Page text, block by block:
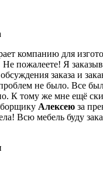
компанию для
пожалеете! Я
заказа и
не было. Все
К тому же мне ещё
Алексею за
Всю мебель буду